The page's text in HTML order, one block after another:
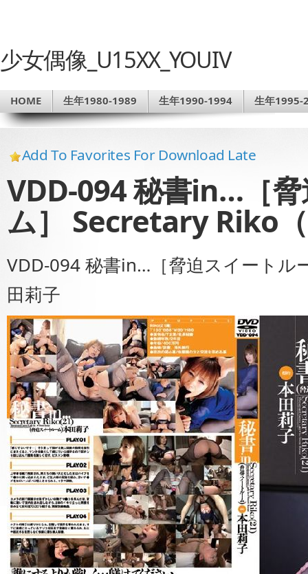
少女偶像_U15XX_YOUIV
HOME 生年1980-1989 生年1990-1994 生年1995-
Add To Favorites For Download Late
VDD-094 秘書in…［
ム］ Secretary Riko
VDD-094 秘書in…［脅迫スイートル
田莉子